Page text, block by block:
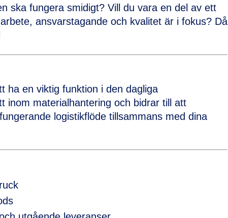
ska fungera smidigt? Vill du vara en del av ett
ansvarstagande och kvalitet är i fokus? Då
ha en viktig funktion i den dagliga
inom materialhantering och bidrar till att
logistikflöde tillsammans med dina